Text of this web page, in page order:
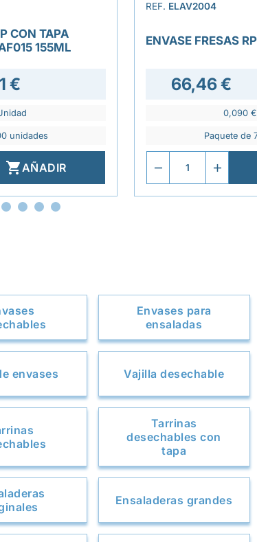
CON TAPA
155ML
€
unidades
AÑADIR
REF. ELAV2004
ENVASE FRESAS
66,46 €
0,090
Paquete de
Envases para
ensaladas
envases Vajilla desechable
Tarrinas
desechables con
tapa
Ensaladeras grandes